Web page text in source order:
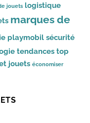
jouets logistique
marques de
playmobil sécurité
tendances top
jouets économiser